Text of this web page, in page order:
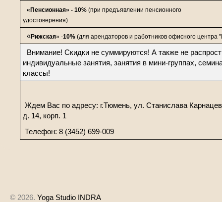
«Пенсионная» - 10% (при предъявлении пенсионного
удостоверения)
«Рижская» -10% (для арендаторов и работников офисного центра
Внимание! Скидки не суммируются! А также не
индивидуальные занятия, занятия в мини-группах,
классы!
Ждем Вас по адресу: г.Тюмень, ул. Станислава
д. 14, корп. 1
Телефон: 8 (3452) 699-009
© 2026. Yoga Studio INDRA